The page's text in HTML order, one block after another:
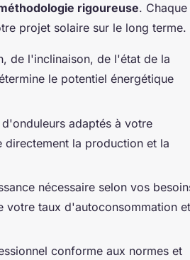
rigoureuse. Chaque
projet solaire sur le long terme.
de l'inclinaison, de l'état de la
le potentiel énergétique
adaptés à votre
directement la production et la
nécessaire selon vos
votre taux d'autoconsommation et
conforme aux normes et